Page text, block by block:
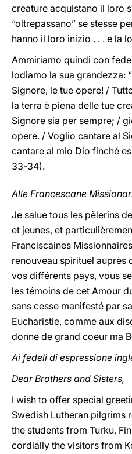
creature acquistano il loro
“oltrepassano” se stesse
hanno il loro inizio . . . e la
Ammiriamo quindi con
lodiamo la sua grandezza:
Signore, le tue opere! /
la terra è piena delle tue
Signore sia per sempre; /
opere. / Voglio cantare al
cantare al mio Dio finché
33-34).
Alle Francescane
Je salue tous les pèlerins
et jeunes, et
Franciscaines
renouveau spirituel auprès
vos différents pays, vous
les témoins de cet Amour
sans cesse manifesté par
Eucharistie, comme aux
donne de grand coeur ma
Ai fedeli di espressione
Dear Brothers and Sisters,
I wish to offer special
Swedish Lutheran pilgrims
the students from Turku,
cordially the visitors from